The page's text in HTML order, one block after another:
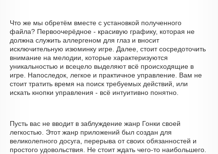
Что же мы обретём вместе с установкой полученного
файла? Первоочерёдное - красивую графику, которая не
должна служить аллергеном для глаз и вносит
исключительную изюминку игре. Далее, стоит сосредоточить
внимание на мелодии, которые характеризуются
уникальностью и всецело выделяют всё происходящие в
игре. Напоследок, легкое и практичное управление. Вам не
стоит тратить время на поиск требуемых действий, или
искать кнопки управления - всё интуитивно понятно.
Пусть вас не вводит в заблуждение жанр Гонки своей
легкостью. Этот жанр приложений был создан для
великолепного досуга, перерыва от своих обязанностей и
простого удовольствия. Не стоит ждать чего-то наибольшего.